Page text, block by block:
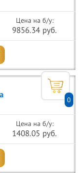
0
Цена на б/у:
9856.34 руб.
Цена на б/у:
1408.05 руб.